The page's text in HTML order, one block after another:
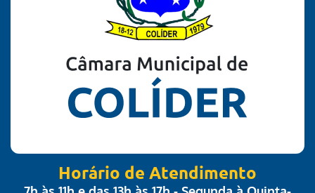
Horário de Atendimento